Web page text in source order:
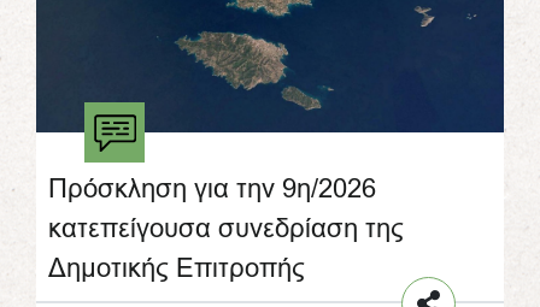
Πρόσκληση για την 9η/2026
κατεπείγουσα συνεδρίαση της
Δημοτικής Επιτροπής